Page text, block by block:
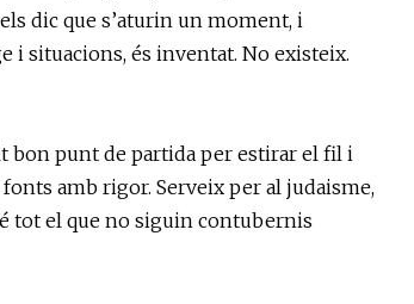
dic que s’aturin un moment, i
i situacions, és inventat. No existeix.
bon punt de partida per estirar el fil i
amb rigor. Serveix per al judaisme,
tot el que no siguin contubernis